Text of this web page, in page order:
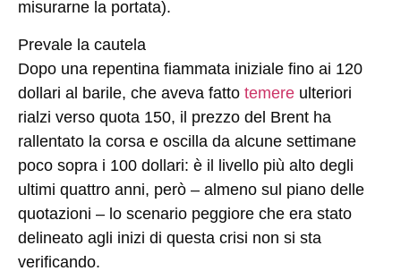
misurarne la portata).
Prevale la cautela
Dopo una repentina fiammata iniziale fino ai 120
dollari al barile, che aveva fatto temere ulteriori
rialzi verso quota 150, il prezzo del Brent ha
rallentato la corsa e oscilla da alcune settimane
poco sopra i 100 dollari: è il livello più alto degli
ultimi quattro anni, però – almeno sul piano delle
quotazioni – lo scenario peggiore che era stato
delineato agli inizi di questa crisi non si sta
verificando.